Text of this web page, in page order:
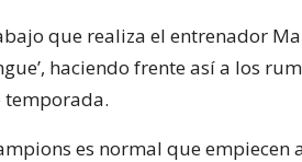
que realiza el entrenador
haciendo frente así a los
temporada.
es normal que empiecen